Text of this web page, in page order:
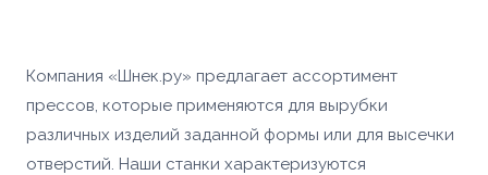
Компания «Шнек.ру» предлагает ассортимент
прессов, которые применяются для вырубки
различных изделий заданной формы или для высечки
отверстий. Наши станки характеризуются